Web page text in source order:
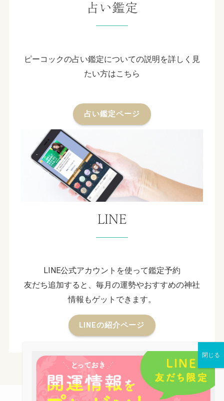
占い鑑定
ピーコックの占い鑑定についての説明を詳しく見
たい方はこちら
占い鑑定ページ
LINE
LINE公式アカウントを使って鑑定予約
友だち追加すると、毎月の運勢やおすすめの神社
情報もゲットできます。
LINEの紹介ページ